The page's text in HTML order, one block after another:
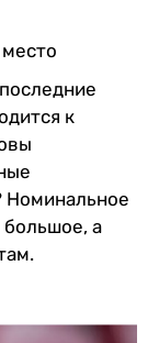
к
Номинальное
а